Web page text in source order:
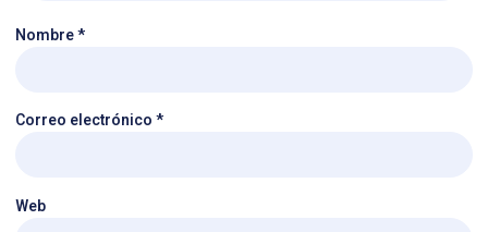
Nombre*
Correo electrónico*
Web